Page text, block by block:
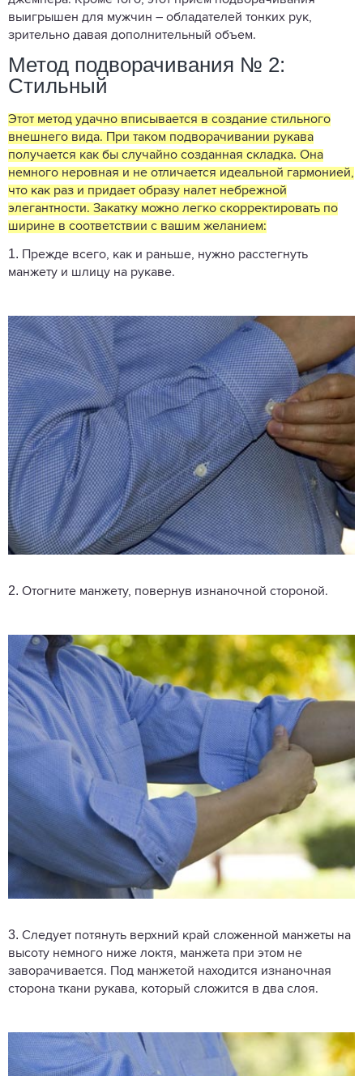
выигрышен для мужчин – обладателей тонких рук,
зрительно давая дополнительный объем.
Метод подворачивания № 2:
Стильный
Этот метод удачно вписывается в создание стильного
внешнего вида. При таком подворачивании рукава
получается как бы случайно созданная складка. Она
немного неровная и не отличается идеальной гармонией,
что как раз и придает образу налет небрежной
элегантности. Закатку можно легко скорректировать по
ширине в соответствии с вашим желанием:
1. Прежде всего, как и раньше, нужно расстегнуть
манжету и шлицу на рукаве.
2. Отогните манжету, повернув изнаночной стороной.
3. Следует потянуть верхний край сложенной манжеты на
высоту немного ниже локтя, манжета при этом не
заворачивается. Под манжетой находится изнаночная
сторона ткани рукава, который сложится в два слоя.